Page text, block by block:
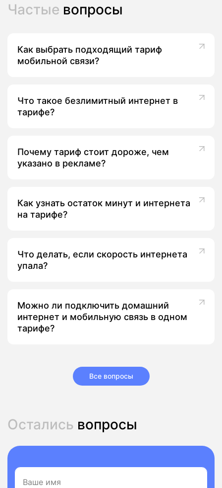
Частые вопросы
Как выбрать подходящий тариф
мобильной связи?
Что такое безлимитный интернет в
тарифе?
Почему тариф стоит дороже, чем
указано в рекламе?
Как узнать остаток минут и интернета
на тарифе?
Что делать, если скорость интернета
упала?
Можно ли подключить домашний
интернет и мобильную связь в одном
тарифе?
Все вопросы
Остались вопросы